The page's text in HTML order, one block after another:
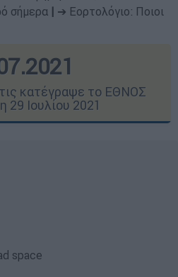
σήμερα
➔ Εορτολόγιο: Ποιοι
κατέγραψε το ΕΘΝΟΣ
29 Ιουλίου 2021